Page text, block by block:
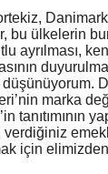
bu ülkelerin
ayrılması,
düşünüyorum.
marka
tanıtımının
için